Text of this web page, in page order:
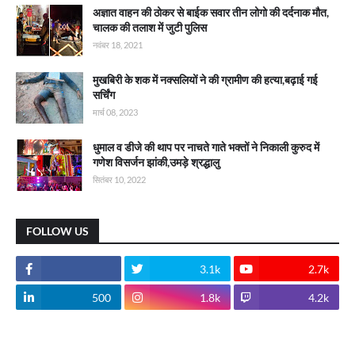
अज्ञात वाहन की ठोकर से बाईक सवार तीन लोगो की दर्दनाक मौत,
चालक की तलाश में जुटी पुलिस
नवंबर 18, 2021
मुखबिरी के शक में नक्सलियों ने की ग्रामीण की हत्या,बढ़ाई गई
सर्चिंग
मार्च 08, 2023
धुमाल व डीजे की थाप पर नाचते गाते भक्तों ने निकाली कुरुद में
गणेश विसर्जन झांकी,उमड़े श्रद्धालु
सितंबर 10, 2022
FOLLOW US
3.1k 2.7k
500 1.8k 4.2k